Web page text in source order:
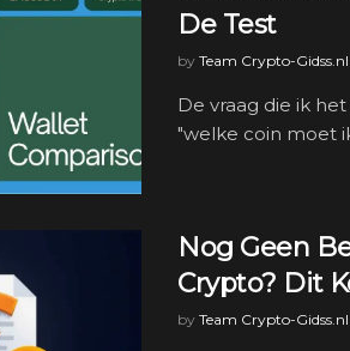
De Test
by Team Crypto-Gidss.nl
De vraag die ik
"welke coin moet
Nog Geen
Crypto? Dit
by Team Crypto-Gidss.nl